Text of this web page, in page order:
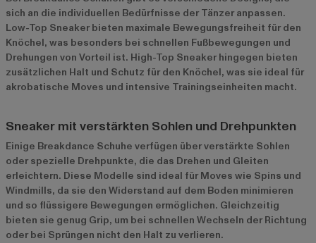
sich an die individuellen Bedürfnisse der Tänzer anpassen.
Low-Top Sneaker bieten maximale Bewegungsfreiheit für den
Knöchel, was besonders bei schnellen Fußbewegungen und
Drehungen von Vorteil ist. High-Top Sneaker hingegen bieten
zusätzlichen Halt und Schutz für den Knöchel, was sie ideal für
akrobatische Moves und intensive Trainingseinheiten macht.
Sneaker mit verstärkten Sohlen und Drehpunkten
Einige Breakdance Schuhe verfügen über verstärkte Sohlen
oder spezielle Drehpunkte, die das Drehen und Gleiten
erleichtern. Diese Modelle sind ideal für Moves wie Spins und
Windmills, da sie den Widerstand auf dem Boden minimieren
und so flüssigere Bewegungen ermöglichen. Gleichzeitig
bieten sie genug Grip, um bei schnellen Wechseln der Richtung
oder bei Sprüngen nicht den Halt zu verlieren.